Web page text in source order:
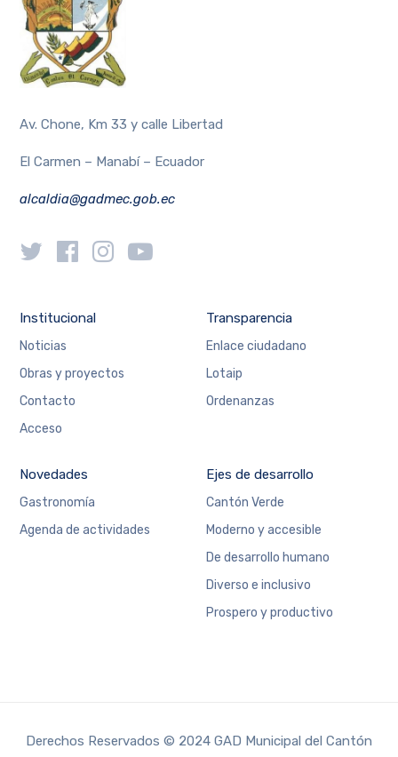
Av. Chone, Km 33 y calle Libertad
El Carmen – Manabí – Ecuador
alcaldia@gadmec.gob.ec
Institucional
Noticias
Obras y proyectos
Contacto
Acceso
Transparencia
Enlace ciudadano
Lotaip
Ordenanzas
Novedades
Gastronomía
Agenda de actividades
Ejes de desarrollo
Cantón Verde
Moderno y accesible
De desarrollo humano
Diverso e inclusivo
Prospero y productivo
Derechos Reservados © 2024 GAD Municipal del Cantón